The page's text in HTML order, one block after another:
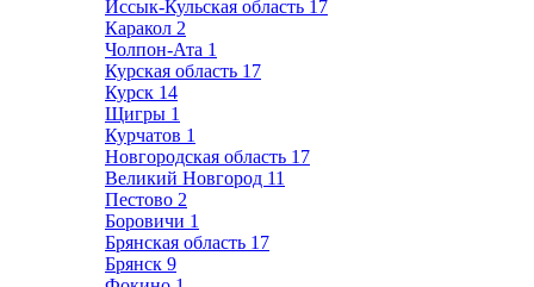
Иссык-Кульская область 17
Каракол 2
Чолпон-Ата 1
Курская область 17
Курск 14
Щигры 1
Курчатов 1
Новгородская область 17
Великий Новгород 11
Пестово 2
Боровичи 1
Брянская область 17
Брянск 9